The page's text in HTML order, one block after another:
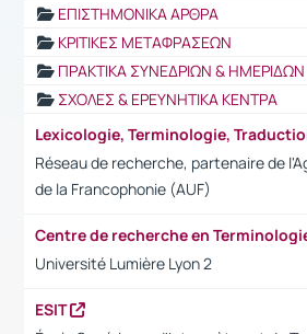
ΕΠΙΣΤΗΜΟΝΙΚΑ ΑΡΘΡΑ
ΚΡΙΤΙΚΕΣ ΜΕΤΑΦΡΑΣΕΩΝ
ΠΡΑΚΤΙΚΑ ΣΥΝΕΔΡΙΩΝ & ΗΜΕΡΙΔΩΝ
ΣΧΟΛΕΣ & ΕΡΕΥΝΗΤΙΚΑ ΚΕΝΤΡΑ
Réseau de recherche, partenaire de
de la Francophonie (AUF)
Université Lumière Lyon 2
ESIT